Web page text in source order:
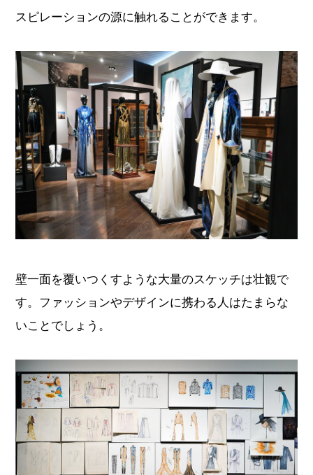
スピレーションの源に触れることができます。
壁一面を覆いつくすような大量のスケッチは壮観で
す。ファッションやデザインに携わる人はたまらな
いことでしょう。